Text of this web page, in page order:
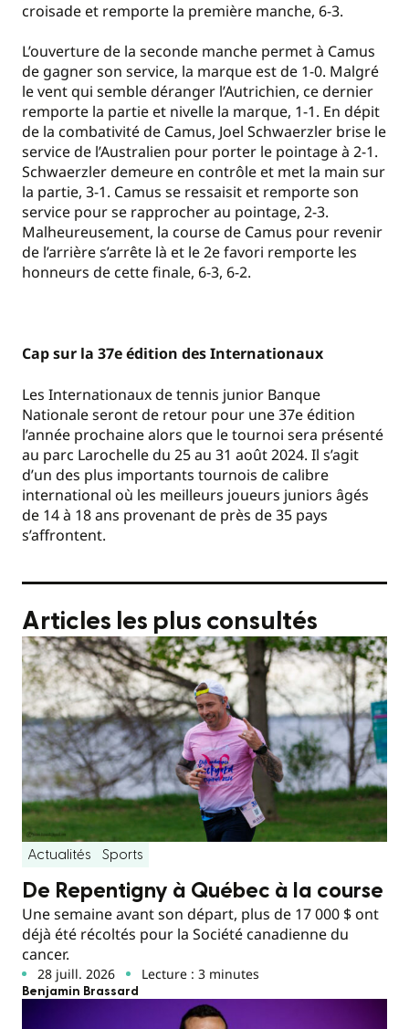
croisade et remporte la première manche, 6-3.
L’ouverture de la seconde manche permet à Camus
de gagner son service, la marque est de 1-0. Malgré
le vent qui semble déranger l’Autrichien, ce dernier
remporte la partie et nivelle la marque, 1-1. En dépit
de la combativité de Camus, Joel Schwaerzler brise le
service de l’Australien pour porter le pointage à 2-1.
Schwaerzler demeure en contrôle et met la main sur
la partie, 3-1. Camus se ressaisit et remporte son
service pour se rapprocher au pointage, 2-3.
Malheureusement, la course de Camus pour revenir
de l’arrière s’arrête là et le 2e favori remporte les
honneurs de cette finale, 6-3, 6-2.
Cap sur la 37e édition des Internationaux
Les Internationaux de tennis junior Banque
Nationale seront de retour pour une 37e édition
l’année prochaine alors que le tournoi sera présenté
au parc Larochelle du 25 au 31 août 2024. Il s’agit
d’un des plus importants tournois de calibre
international où les meilleurs joueurs juniors âgés
de 14 à 18 ans provenant de près de 35 pays
s’affrontent.
Articles les plus consultés
Actualités Sports
De Repentigny à Québec à la course
Une semaine avant son départ, plus de 17 000 $ ont
déjà été récoltés pour la Société canadienne du
cancer.
28 juill. 2026 Lecture : 3 minutes
Benjamin Brassard